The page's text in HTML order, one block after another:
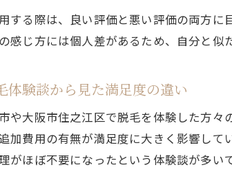
する際は、良い評価と悪い評価の両方に
感じ方には個人差があるため、自分と似
体験談から見た満足度の違い
や大阪市住之江区で脱毛を体験した方
加費用の有無が満足度に大きく影響し
がほぼ不要になったという体験談が多いで